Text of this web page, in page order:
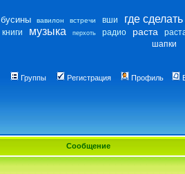
бусины вавилон встречи вши где
книги музыка перхоть радио раста
шапки
Группы Регистрация Профиль
Сообщение